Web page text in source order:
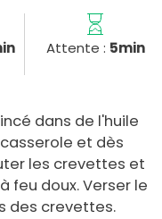
Attente : 5min
dans de l'huile
et dès
les crevettes et
feu doux. Verser le
des crevettes.